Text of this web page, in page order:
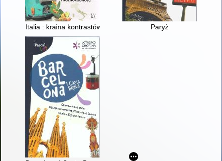
Italia : kraina kontrastów i różnorodności : Włochy Południowe
Paryż